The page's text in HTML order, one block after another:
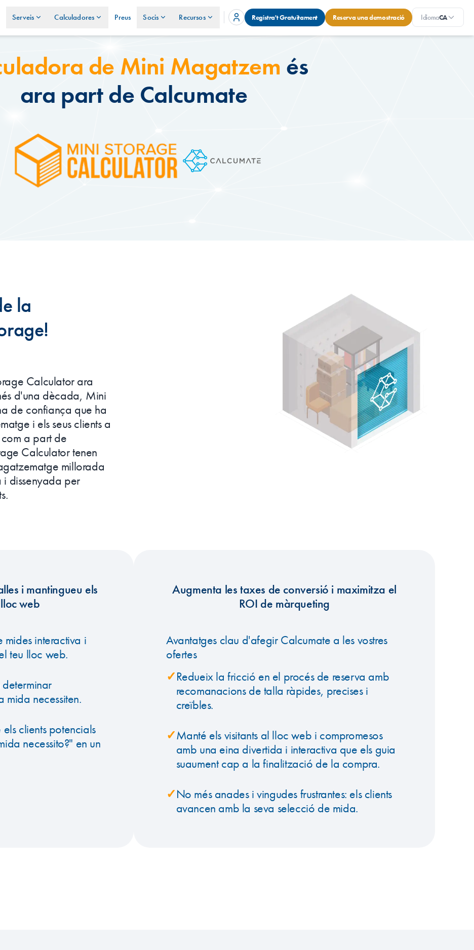
Serveis Calculadores Preus Socis Recursos Registra't Gratuïtament Reserva una demostració IdiomaCA
de Mini Magatzem és
ara part de Calcumate
la
Calculator ara
d'una dècada, Mini
de confiança que ha
i els seus clients a
com a part de
Calculator tenen
millorada
i dissenyada per
i mantingueu els
web
interactiva i
teu lloc web.
mida necessiten.
clients potencials
necessito?" en un
Augmenta les taxes de conversió i maximitza el
ROI de màrqueting
Avantatges clau d'afegir Calcumate a les vostres
ofertes
✓Redueix la fricció en el procés de reserva amb
recomanacions de talla ràpides, precises i
creïbles.
✓Manté els visitants al lloc web i compromesos
amb una eina divertida i interactiva que els guia
suaument cap a la finalització de la compra.
✓No més anades i vingudes frustrantes: els clients
avancen amb la seva selecció de mida.